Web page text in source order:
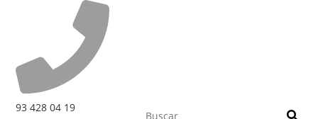
93 428 04 19